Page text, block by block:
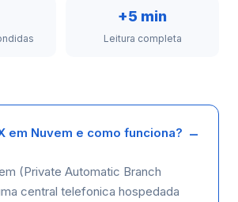
+5 min
Leitura completa
em Nuvem e como funciona?
(Private Automatic Branch
central telefonica hospedada